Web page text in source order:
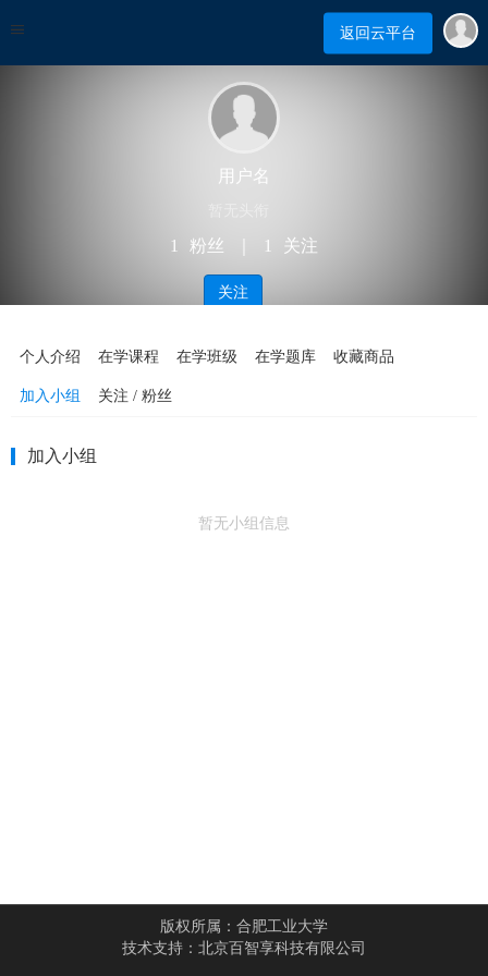
返回云平台
用户名
1 粉丝 1 关注
关注
个人介绍 在学课程 在学班级 在学题库 收藏商品
加入小组 关注 / 粉丝
加入小组
暂无小组信息
版权所属： 合肥工业大学
技术支持： 北京百智享科技有限公司